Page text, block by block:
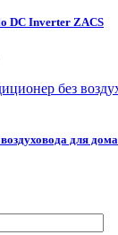
DC Inverter ZACS
для дома